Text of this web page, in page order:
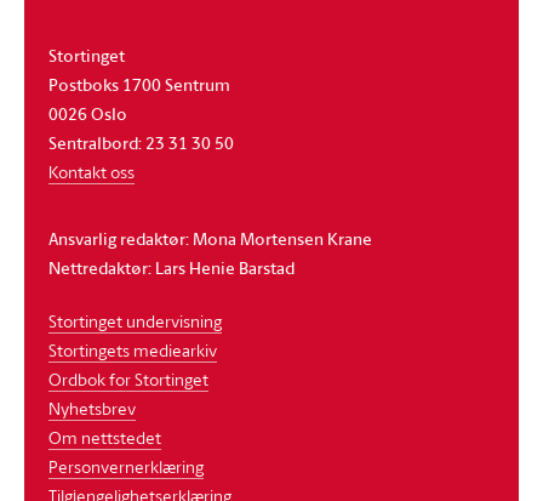
Stortinget
Postboks 1700 Sentrum
0026 Oslo
Sentralbord: 23 31 30 50
Kontakt oss
Ansvarlig redaktør: Mona Mortensen Krane
Nettredaktør: Lars Henie Barstad
Stortinget undervisning
Stortingets mediearkiv
Ordbok for Stortinget
Nyhetsbrev
Om nettstedet
Personvernerklæring
Tilgjengelighetserklæring